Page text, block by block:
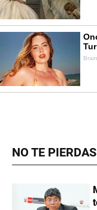
NO TE PIERDAS